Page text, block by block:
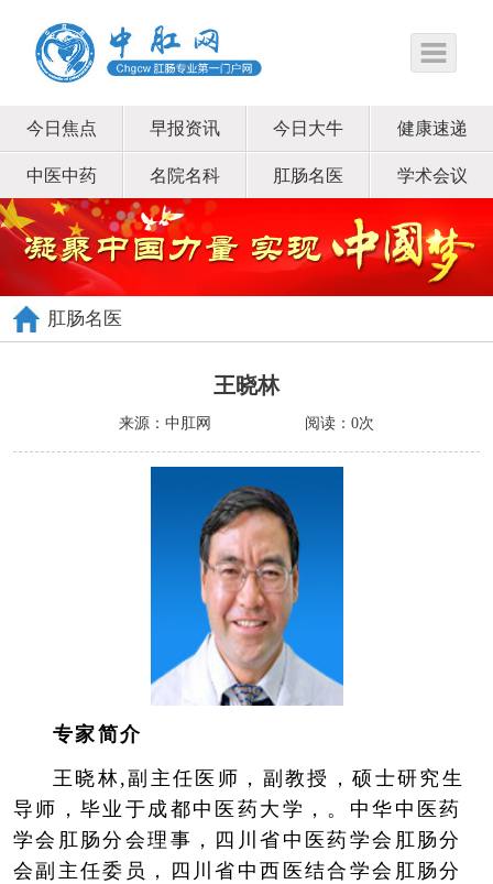
今日焦点 早报资讯 今日大牛 健康速递
中医中药 名院名科 肛肠名医 学术会议
肛肠名医
王晓林
来源：中肛网 阅读： 0次
专家简介
王晓林,副主任医师，副教授，硕士研究生
导师，毕业于成都中医药大学，。中华中医药
学会肛肠分会理事，四川省中医药学会肛肠分
会副主任委员，四川省中西医结合学会肛肠分